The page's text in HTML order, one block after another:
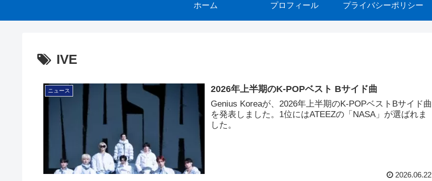
ホーム プロフィール プライバシーポリシー
IVE
ニュース 2026年上半期のK-POPベスト Bサイド曲
Genius Koreaが、2026年上半期のK-POPベストBサイド曲
を発表しました。1位にはATEEZの「NASA」が選ばれま
した。
2026.06.22